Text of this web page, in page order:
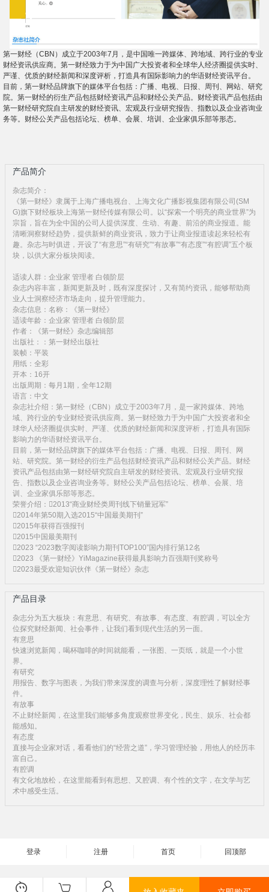
第一财经（CBN）成立于2003年7月，是中国唯一跨媒体、跨地域、跨行业的专业
财经资讯供应商。第一财经致力于为中国广大投资者和全球华人经济圈提供实时、
严谨、优质的财经新闻和深度评析，打造具有国际影响力的华语财经资讯平台。
目前，第一财经品牌旗下的媒体平台包括：广播、电视、日报、周刊、网站、研究
院。第一财经的衍生产品包括财经资讯产品和财经公关产品。财经资讯产品包括由
第一财经研究院自主研发的财经资讯、宏观及行业研究报告、指数以及企业咨询业
务等。财经公关产品包括论坛、榜单、会展、培训、企业家俱乐部等形态。
产品简介
杂志简介：
《第一财经》隶属于上海广播电视台、上海文化广播影视集团有限公司(SM
G)旗下财经板块上海第一财经传媒有限公司。以“探索一个明亮的商业世界”为
宗旨，旨在为全中国的公司人提供深度、生动、有趣、前沿的商业报道。能
清晰洞察财经趋势，提供新鲜的商业资讯，致力于让商业报道读起来轻松有
趣。杂志与时俱进，开设了“有意思”“有研究”“有故事”“有态度”“有腔调”五个板
块，以供大家分板块阅读。
适读人群：企业家 管理者 白领阶层
杂志内容丰富，新闻更新及时，既有深度探讨，又有简约资讯，能够帮助商
业人士洞察经济市场走向，提升管理能力。
杂志信息：名称：《第一财经》
适读年龄：企业家 管理者 白领阶层
作者：《第一财经》杂志编辑部
出版社：：第一财经出版社
装帧：平装
用纸：全彩
开本：16开
出版周期：每月1期，全年12期
语言：中文
杂志社介绍：第一财经（CBN）成立于2003年7月，是一家跨媒体、跨地
域、跨行业的专业财经资讯供应商。第一财经致力于为中国广大投资者和全
球华人经济圈提供实时、严谨、优质的财经新闻和深度评析，打造具有国际
影响力的华语财经资讯平台。
目前，第一财经品牌旗下的媒体平台包括：广播、电视、日报、周刊、网
站、研究院。第一财经的衍生产品包括财经资讯产品和财经公关产品。财经
资讯产品包括由第一财经研究院自主研发的财经资讯、宏观及行业研究报
告、指数以及企业咨询业务等。财经公关产品包括论坛、榜单、会展、培
训、企业家俱乐部等形态。
荣誉介绍：2013“商业财经类周刊线下销量冠军”
2014年第50期入选2015“中国最美期刊”
2015年获得百强报刊
2015中国最美期刊
2023 “2023数字阅读影响力期刊TOP100”国内排行第12名
2023 《第一财经》YiMagazine获得最具影响力百强期刊奖称号
2023最受欢迎知识伙伴《第一财经》杂志
产品目录
杂志分为五大板块：有意思、有研究、有故事、有态度、有腔调，可以全方
位探究财经新闻、社会事件，让我们看到现代生活的另一面。
有意思
快速浏览新闻，喝杯咖啡的时间就能看，一张图、一页纸，就是一个小世
界。
有研究
用报告、数字与图表，为我们带来深度的调查与分析，深度理性了解财经事
件。
有故事
不止财经新闻，在这里我们能够多角度观察世界变化，民生、娱乐、社会都
能感知。
有态度
直接与企业家对话，看看他们的“经营之道”，学习管理经验，用他人的经历丰
富自己。
有腔调
有文化地放松，在这里能看到有思想、又腔调、有个性的文字，在文学与艺
术中感受生活。
登录 注册 首页 回顶部